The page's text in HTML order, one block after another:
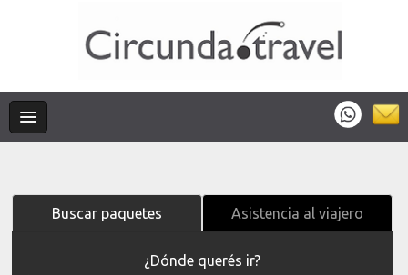
Buscar paquetes Asistencia al viajero
¿Dónde querés ir?